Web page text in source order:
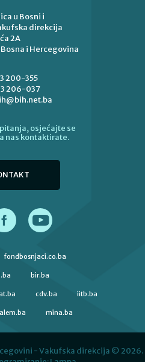
u Bosni i
direkcija
2A
i Hercegovina
200-355
206-037
osjećajte se
nas kontaktirate.
fondbosnjaci.co.ba
bir.ba
cdv.ba iitb.ba
mina.ba
- Vakufska direkcija © 2026.